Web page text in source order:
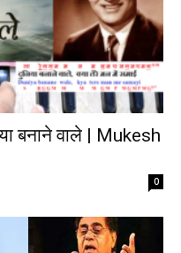
बनाने वाले | Mukesh
0